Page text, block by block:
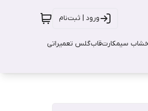
ورود | ثبت‌نام
خشاب سیمکارتقابگلس تعمیراتی